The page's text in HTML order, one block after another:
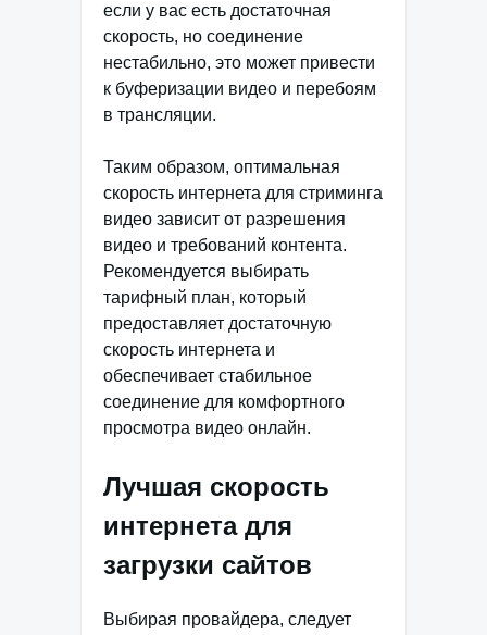
если у вас есть достаточная
скорость, но соединение
нестабильно, это может привести
к буферизации видео и перебоям
в трансляции.
Таким образом, оптимальная
скорость интернета для стриминга
видео зависит от разрешения
видео и требований контента.
Рекомендуется выбирать
тарифный план, который
предоставляет достаточную
скорость интернета и
обеспечивает стабильное
соединение для комфортного
просмотра видео онлайн.
Лучшая скорость
интернета для
загрузки сайтов
Выбирая провайдера, следует